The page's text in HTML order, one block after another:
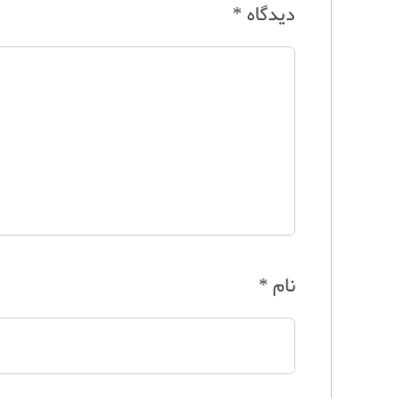
دیدگاه *
نام *